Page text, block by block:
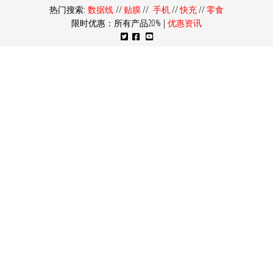
热门搜索: 数据线 // 贴膜// 手机//快充//零食
限时优惠：所有产品20% | 优惠资讯